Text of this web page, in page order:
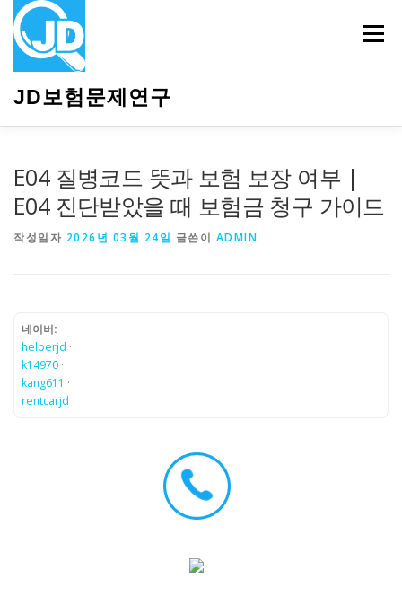
JD보험문제연구
메뉴
E04 질병코드 뜻과 보험 보장 여부 |
E04 진단받았을 때 보험금 청구 가이드
작성일자 2026년 03월 24일 글쓴이 ADMIN
네이버:
helperjd ·
k14970 ·
kang611 ·
rentcarjd